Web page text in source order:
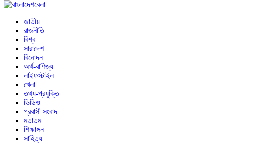
জাতীয়
রাজনীতি
বিশ্ব
সারাদেশ
বিনোদন
অর্থ-বাণিজ্য
লাইফস্টাইল
খেলা
তথ্য-প্রযুক্তি
ভিডিও
প্রবাসী সংবাদ
মতাতম
শিক্ষাঙ্গন
সাহিত্য